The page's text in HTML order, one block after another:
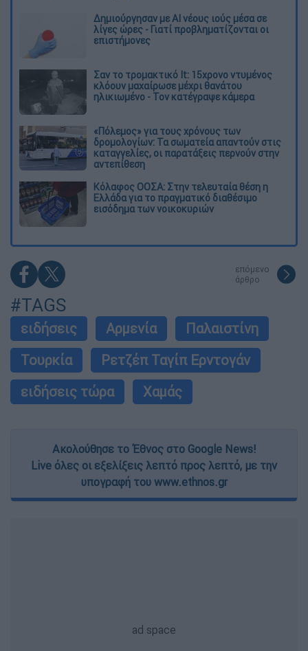
Δημιούργησαν με AI νέους ιούς μέσα σε
λίγες ώρες - Γιατί προβληματίζονται οι
επιστήμονες
Σαν το τρομακτικό It: 15χρονο ντυμένος
κλόουν μαχαίρωσε μέχρι θανάτου
ηλικιωμένο - Τον κατέγραψε κάμερα
«Πόλεμος» για τους χρόνους των
δρομολογίων: Τα σωματεία απαντούν στις
καταγγελίες, οι παρατάξεις περνούν στην
αντεπίθεση
Κόλαφος ΟΟΣΑ: Στην τελευταία θέση η
Ελλάδα για το πραγματικό διαθέσιμο
εισόδημα των νοικοκυριών
επόμενο
άρθρο
#TAGS
ειδήσεις Αρμενία
Παλαιστίνη
Τουρκία
Ρετζέπ Ταγίπ Ερντογάν
ειδήσεις τώρα
Χαμάς
Ακολούθησε το Έθνος στο Google News!
Live όλες οι εξελίξεις λεπτό προς λεπτό, με την
υπογραφή του www.ethnos.gr